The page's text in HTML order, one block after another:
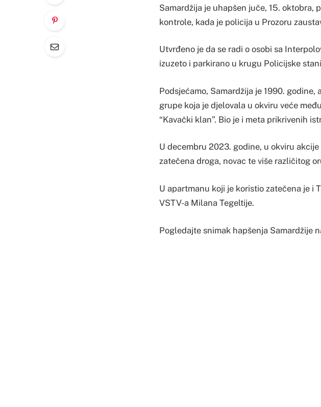
Samardžija je uhapšen juče, 15.
kontrole, kada je policija u Prozoru
Utvrđeno je da se radi o osobi sa
izuzeto i parkirano u krugu Policijske
Podsjećamo, Samardžija je 1990.
grupe koja je djelovala u okviru veće
“Kavački klan”. Bio je i meta prikrivenih
U decembru 2023. godine, u okviru
zatečena droga, novac te više različitog
U apartmanu koji je koristio zatečena je i
VSTV-a Milana Tegeltije.
Pogledajte snimak hapšenja Samardžije